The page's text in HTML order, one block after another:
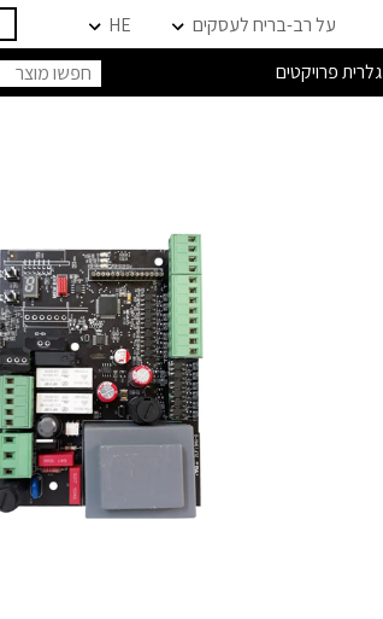
על רב-בריח לעסקים HE
גלרית פרויקטים חיפוש: